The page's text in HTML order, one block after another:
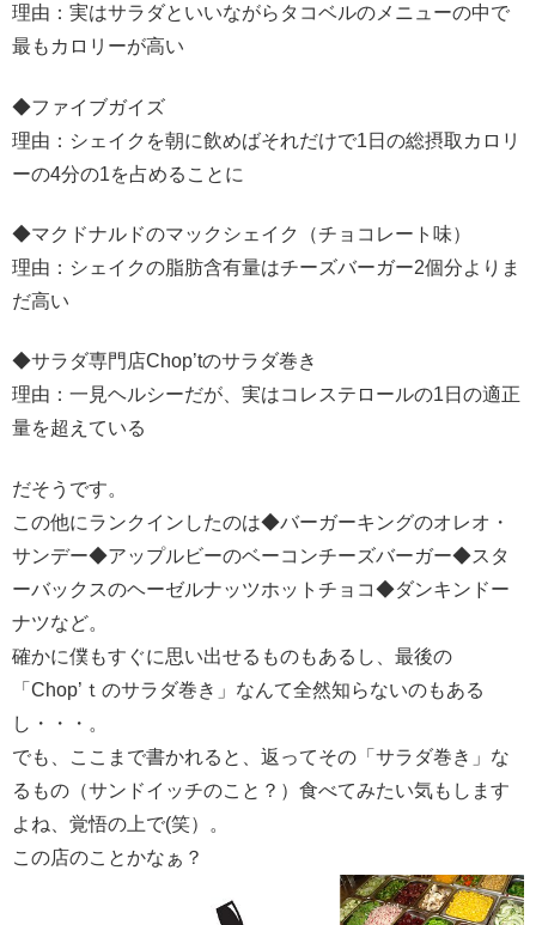
理由：実はサラダといいながらタコベルのメニューの中で
最もカロリーが高い
◆ファイブガイズ
理由：シェイクを朝に飲めばそれだけで1日の総摂取カロリ
ーの4分の1を占めることに
◆マクドナルドのマックシェイク（チョコレート味）
理由：シェイクの脂肪含有量はチーズバーガー2個分よりま
だ高い
◆サラダ専門店Chop’tのサラダ巻き
理由：一見ヘルシーだが、実はコレステロールの1日の適正
量を超えている
だそうです。
この他にランクインしたのは◆バーガーキングのオレオ・
サンデー◆アップルビーのベーコンチーズバーガー◆スタ
ーバックスのヘーゼルナッツホットチョコ◆ダンキンドー
ナツなど。
確かに僕もすぐに思い出せるものもあるし、最後の
「Chop’ｔのサラダ巻き」なんて全然知らないのもある
し・・・。
でも、ここまで書かれると、返ってその「サラダ巻き」な
るもの（サンドイッチのこと？）食べてみたい気もします
よね、覚悟の上で(笑）。
この店のことかなぁ？